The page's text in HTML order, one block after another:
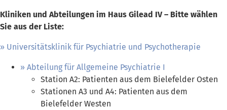
Kliniken und Abteilungen im Haus Gilead IV – Bitte wählen
Sie aus der Liste:
Universitätsklinik für Psychiatrie und Psychotherapie
Abteilung für Allgemeine Psychiatrie I
Station A2: Patienten aus dem Bielefelder Osten
Stationen A3 und A4: Patienten aus dem
Bielefelder Westen